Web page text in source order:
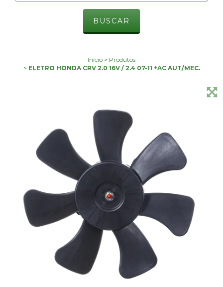
Início > Produtos
> ELETRO HONDA CRV 2.0 16V / 2.4 07-11 +AC AUT/MEC.